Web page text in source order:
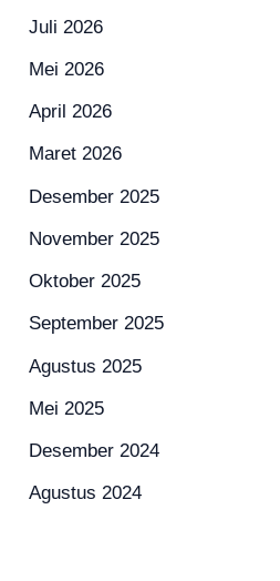
Juli 2026
Mei 2026
April 2026
Maret 2026
Desember 2025
November 2025
Oktober 2025
September 2025
Agustus 2025
Mei 2025
Desember 2024
Agustus 2024